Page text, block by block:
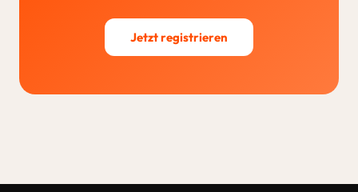
Jetzt registrieren